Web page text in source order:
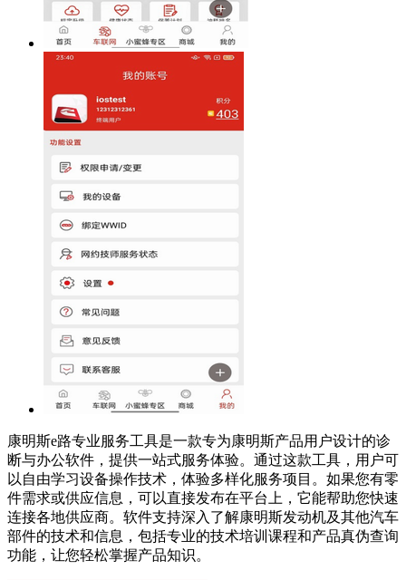
康明斯e路专业服务工具是一款专为康明斯产品用户设计的诊
断与办公软件，提供一站式服务体验。通过这款工具，用户可
以自由学习设备操作技术，体验多样化服务项目。如果您有零
件需求或供应信息，可以直接发布在平台上，它能帮助您快速
连接各地供应商。软件支持深入了解康明斯发动机及其他汽车
部件的技术和信息，包括专业的技术培训课程和产品真伪查询
功能，让您轻松掌握产品知识。